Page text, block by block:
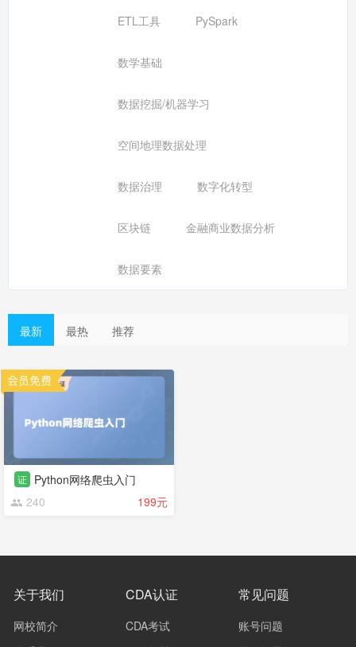
ETL工具 PySpark
数学基础
数据挖掘/机器学习
空间地理数据处理
数据治理 数字化转型
区块链 金融商业数据分析
数据要素
最新 最热 推荐
证 Python网络爬虫入门
240
199元
关于我们
网校简介
CDA认证
CDA考试
常见问题
账号问题